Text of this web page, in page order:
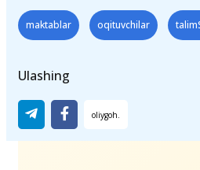
maktablar oqituvchilar
Ulashing